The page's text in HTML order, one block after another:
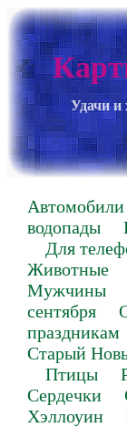
Удачи и
Автомобили
водопады
Для
Животные
Мужчины
сентября
праздникам
Старый
Птицы
Сердечки
Хэллоуин